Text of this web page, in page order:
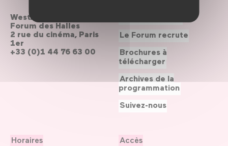
Westfield
Forum des Halles
2 rue du cinéma, Paris
1er
+33 (0)1 44 76 63 00
Horaires Accès
Le Forum recrute
Brochures à
télécharger
Archives de la
programmation
Suivez-nous